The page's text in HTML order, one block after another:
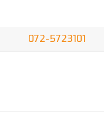
072-5723101